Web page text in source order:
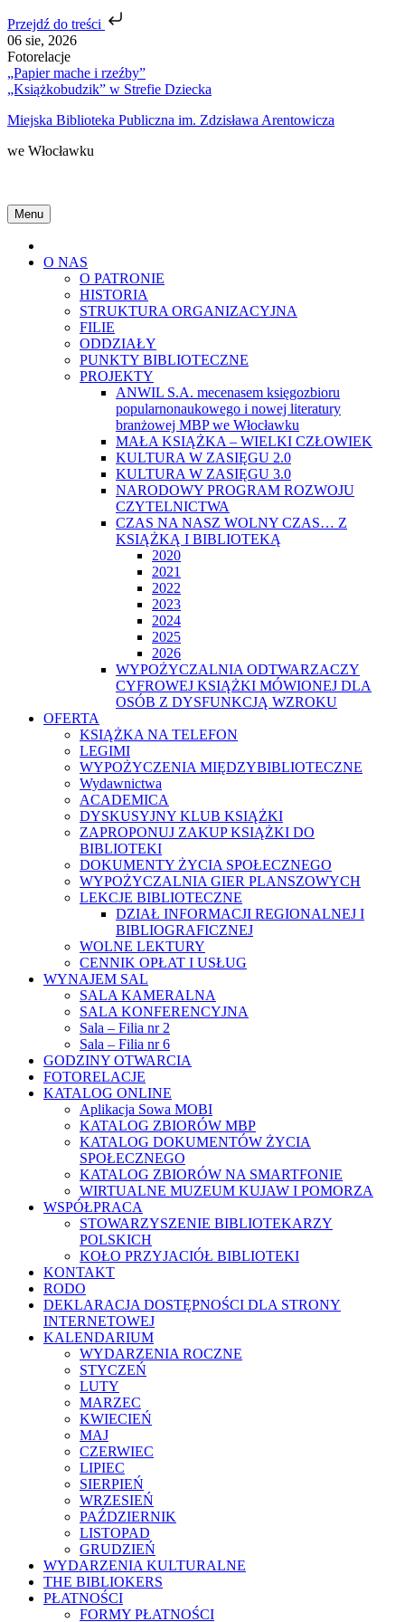
Przejdź do treści
Skip
to
content
06 sie, 2026
Fotorelacje
„Papier mache i rzeźby”
„Książkobudzik” w Strefie Dziecka
Miejska Biblioteka Publiczna im. Zdzisława Arentowicza
we Włocławku
Menu
O NAS
O PATRONIE
HISTORIA
STRUKTURA ORGANIZACYJNA
FILIE
ODDZIAŁY
PUNKTY BIBLIOTECZNE
PROJEKTY
ANWIL S.A. mecenasem księgozbioru
popularnonaukowego i nowej literatury
branżowej MBP we Włocławku
MAŁA KSIĄŻKA – WIELKI CZŁOWIEK
KULTURA W ZASIĘGU 2.0
KULTURA W ZASIĘGU 3.0
NARODOWY PROGRAM ROZWOJU
CZYTELNICTWA
CZAS NA NASZ WOLNY CZAS… Z
KSIĄŻKĄ I BIBLIOTEKĄ
2020
2021
2022
2023
2024
2025
2026
WYPOŻYCZALNIA ODTWARZACZY
CYFROWEJ KSIĄŻKI MÓWIONEJ DLA
OSÓB Z DYSFUNKCJĄ WZROKU
OFERTA
KSIĄŻKA NA TELEFON
LEGIMI
WYPOŻYCZENIA MIĘDZYBIBLIOTECZNE
Wydawnictwa
ACADEMICA
DYSKUSYJNY KLUB KSIĄŻKI
ZAPROPONUJ ZAKUP KSIĄŻKI DO
BIBLIOTEKI
DOKUMENTY ŻYCIA SPOŁECZNEGO
WYPOŻYCZALNIA GIER PLANSZOWYCH
LEKCJE BIBLIOTECZNE
DZIAŁ INFORMACJI REGIONALNEJ I
BIBLIOGRAFICZNEJ
WOLNE LEKTURY
CENNIK OPŁAT I USŁUG
WYNAJEM SAL
SALA KAMERALNA
SALA KONFERENCYJNA
Sala – Filia nr 2
Sala – Filia nr 6
GODZINY OTWARCIA
FOTORELACJE
KATALOG ONLINE
Aplikacja Sowa MOBI
KATALOG ZBIORÓW MBP
KATALOG DOKUMENTÓW ŻYCIA
SPOŁECZNEGO
KATALOG ZBIORÓW NA SMARTFONIE
WIRTUALNE MUZEUM KUJAW I POMORZA
WSPÓŁPRACA
STOWARZYSZENIE BIBLIOTEKARZY
POLSKICH
KOŁO PRZYJACIÓŁ BIBLIOTEKI
KONTAKT
RODO
DEKLARACJA DOSTĘPNOŚCI DLA STRONY
INTERNETOWEJ
KALENDARIUM
WYDARZENIA ROCZNE
STYCZEŃ
LUTY
MARZEC
KWIECIEŃ
MAJ
CZERWIEC
LIPIEC
SIERPIEŃ
WRZESIEŃ
PAŹDZIERNIK
LISTOPAD
GRUDZIEŃ
WYDARZENIA KULTURALNE
THE BIBLIOKERS
PŁATNOŚCI
FORMY PŁATNOŚCI